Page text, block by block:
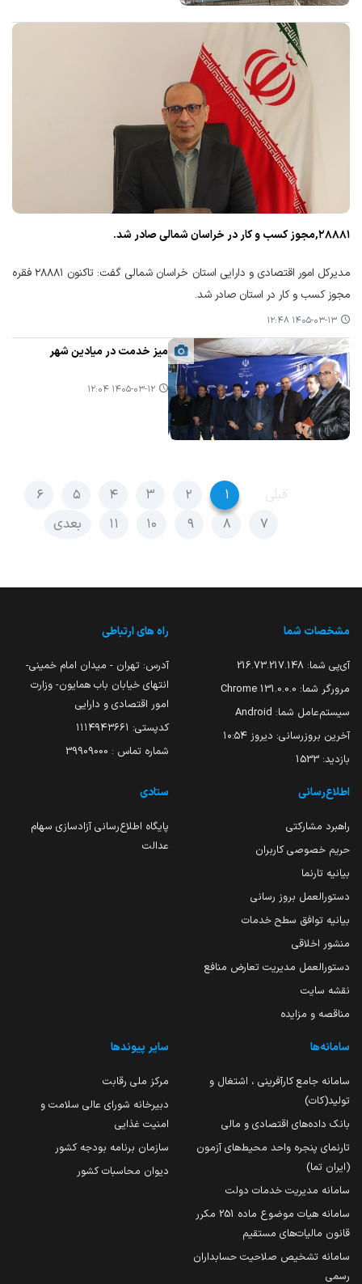
۲۸۸۸۱,مجوز کسب و کار در خراسان شمالی صادر شد.
مدیرکل امور اقتصادی و دارایی استان خراسان شمالی گفت: تاکنون ۲۸۸۸۱ فقره
مجوز کسب و کار در استان صادر شد.
۱۴۰۵-۰۳-۱۳ ۱۲:۴۸
میز خدمت در میادین شهر
۱۴۰۵-۰۳-۱۲ ۱۲:۰۴
قبلی ۱ ۲ ۳ ۴ ۵
۶
۷
۸ ۹ ۱۰ ۱۱ بعدی
مشخصات شما
آی‌پی شما: 216.73.217.148
مرورگر شما: 131.0.0.0 Chrome
سیستم‌عامل شما: Android
آخرین بروزرسانی: دیروز ۱۰:۵۴
بازدید: 1533
راه های ارتباطی
آدرس: تهران - میدان امام خمینی-
انتهای خیابان باب همایون- وزارت
امور اقتصادی و دارایی
کدپستی: ۱۱۱۴۹۴۳۶۶۱
شماره تماس : 39909000
اطلاع‌رسانی
راهبرد مشارکتی
حریم خصوصی کاربران
بیانیه تارنما
دستورالعمل بروز رسانی
بیانیه توافق سطح خدمات
منشور اخلاقی
دستورالعمل مدیریت تعارض منافع
نقشه سایت
مناقصه و مزایده
ستادی
پایگاه اطلاع‌رسانی آزادسازی سهام
عدالت
سامانه‌ها
سامانه جامع کارآفرینی ، اشتغال و
تولید(کات)
بانک داده‌های اقتصادی و مالی
تارنمای پنجره واحد محیط‌های آزمون
(ایران تما)
سامانه مدیریت خدمات دولت
سامانه هیات موضوع ماده 251 مکرر
قانون مالیات‌های مستقیم
سامانه تشخیص صلاحیت حسابداران
رسمی
سایر پیوندها
مرکز ملی رقابت
دبیرخانه شورای عالی سلامت و
امنیت غذایی
سازمان برنامه بودجه کشور
دیوان محاسبات کشور